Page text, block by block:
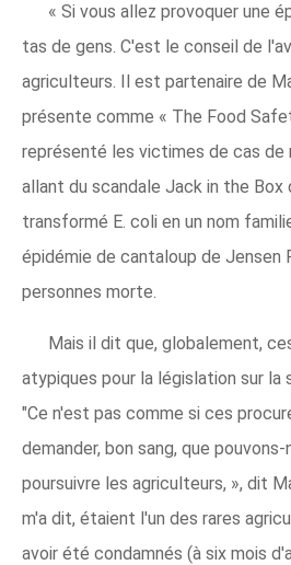
« Si vous allez provoquer une
tas de gens. C'est le conseil de
agriculteurs. Il est partenaire de
présente comme « The Food
représenté les victimes de cas de
allant du scandale Jack in the Box
transformé E. coli en un nom
épidémie de cantaloup de Jensen
personnes morte.
Mais il dit que, globalement,
atypiques pour la législation sur la
"Ce n'est pas comme si ces
demander, bon sang, que
poursuivre les agriculteurs, », dit
m'a dit, étaient l'un des rares
avoir été condamnés (à six mois